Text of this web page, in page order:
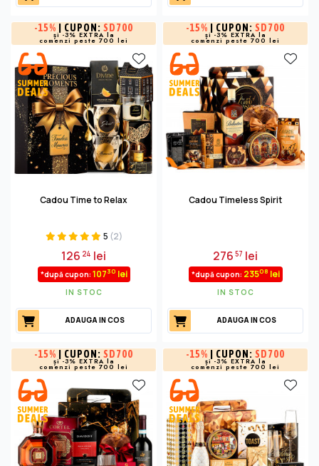
-15% | CUPON: SD700
și -3% EXTRA la
comenzi peste 700 lei
Cadou Time to Relax
5 (2)
126 24 lei
*după cupon: 10730 lei
IN STOC
ADAUGA IN COS
-15% | CUPON: SD700
și -3% EXTRA la
comenzi peste 700 lei
Cadou Timeless Spirit
27657 lei
*după cupon: 23508 lei
IN STOC
ADAUGA IN COS
-15% | CUPON: SD700
și -3% EXTRA la
comenzi peste 700 lei
-15% | CUPON: SD700
și -3% EXTRA la
comenzi peste 700 lei